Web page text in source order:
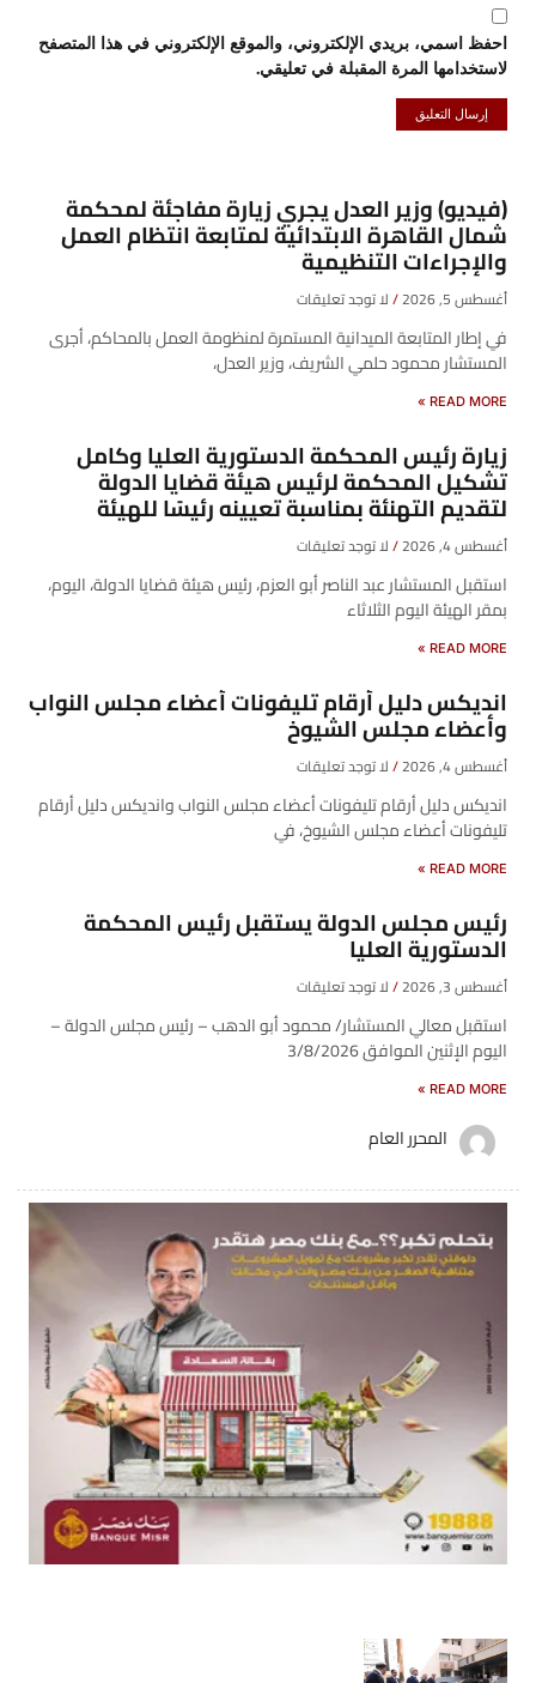
احفظ اسمي، بريدي الإلكتروني، والموقع الإلكتروني في هذا المتصفح
لاستخدامها المرة المقبلة في تعليقي.
(فيديو) وزير العدل يجري زيارة مفاجئة لمحكمة
شمال القاهرة الابتدائية لمتابعة انتظام العمل
والإجراءات التنظيمية
أغسطس 5, 2026 لا توجد تعليقات
في إطار المتابعة الميدانية المستمرة لمنظومة العمل بالمحاكم، أجرى
المستشار محمود حلمي الشريف، وزير العدل،
READ MORE »
زيارة رئيس المحكمة الدستورية العليا وكامل
تشكيل المحكمة لرئيس هيئة قضايا الدولة
لتقديم التهنئة بمناسبة تعيينه رئيسًا للهيئة
أغسطس 4, 2026 لا توجد تعليقات
​استقبل المستشار عبد الناصر أبو العزم، رئيس هيئة قضايا الدولة، اليوم،
بمقر الهيئة اليوم الثلاثاء
READ MORE »
انديكس دليل أرقام تليفونات أعضاء مجلس النواب
وأعضاء مجلس الشيوخ
أغسطس 4, 2026 لا توجد تعليقات
انديكس دليل أرقام تليفونات أعضاء مجلس النواب وانديكس دليل أرقام
تليفونات أعضاء مجلس الشيوخ، في
READ MORE »
رئيس مجلس الدولة يستقبل رئيس المحكمة
الدستورية العليا
أغسطس 3, 2026 لا توجد تعليقات
استقبل معالي المستشار/ محمود أبو الدهب – رئيس مجلس الدولة –
اليوم الإثنين الموافق 3/8/2026
READ MORE »
المحرر العام